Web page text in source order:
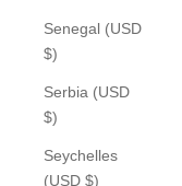
Senegal (USD
$)
Serbia (USD
$)
Seychelles
(USD $)